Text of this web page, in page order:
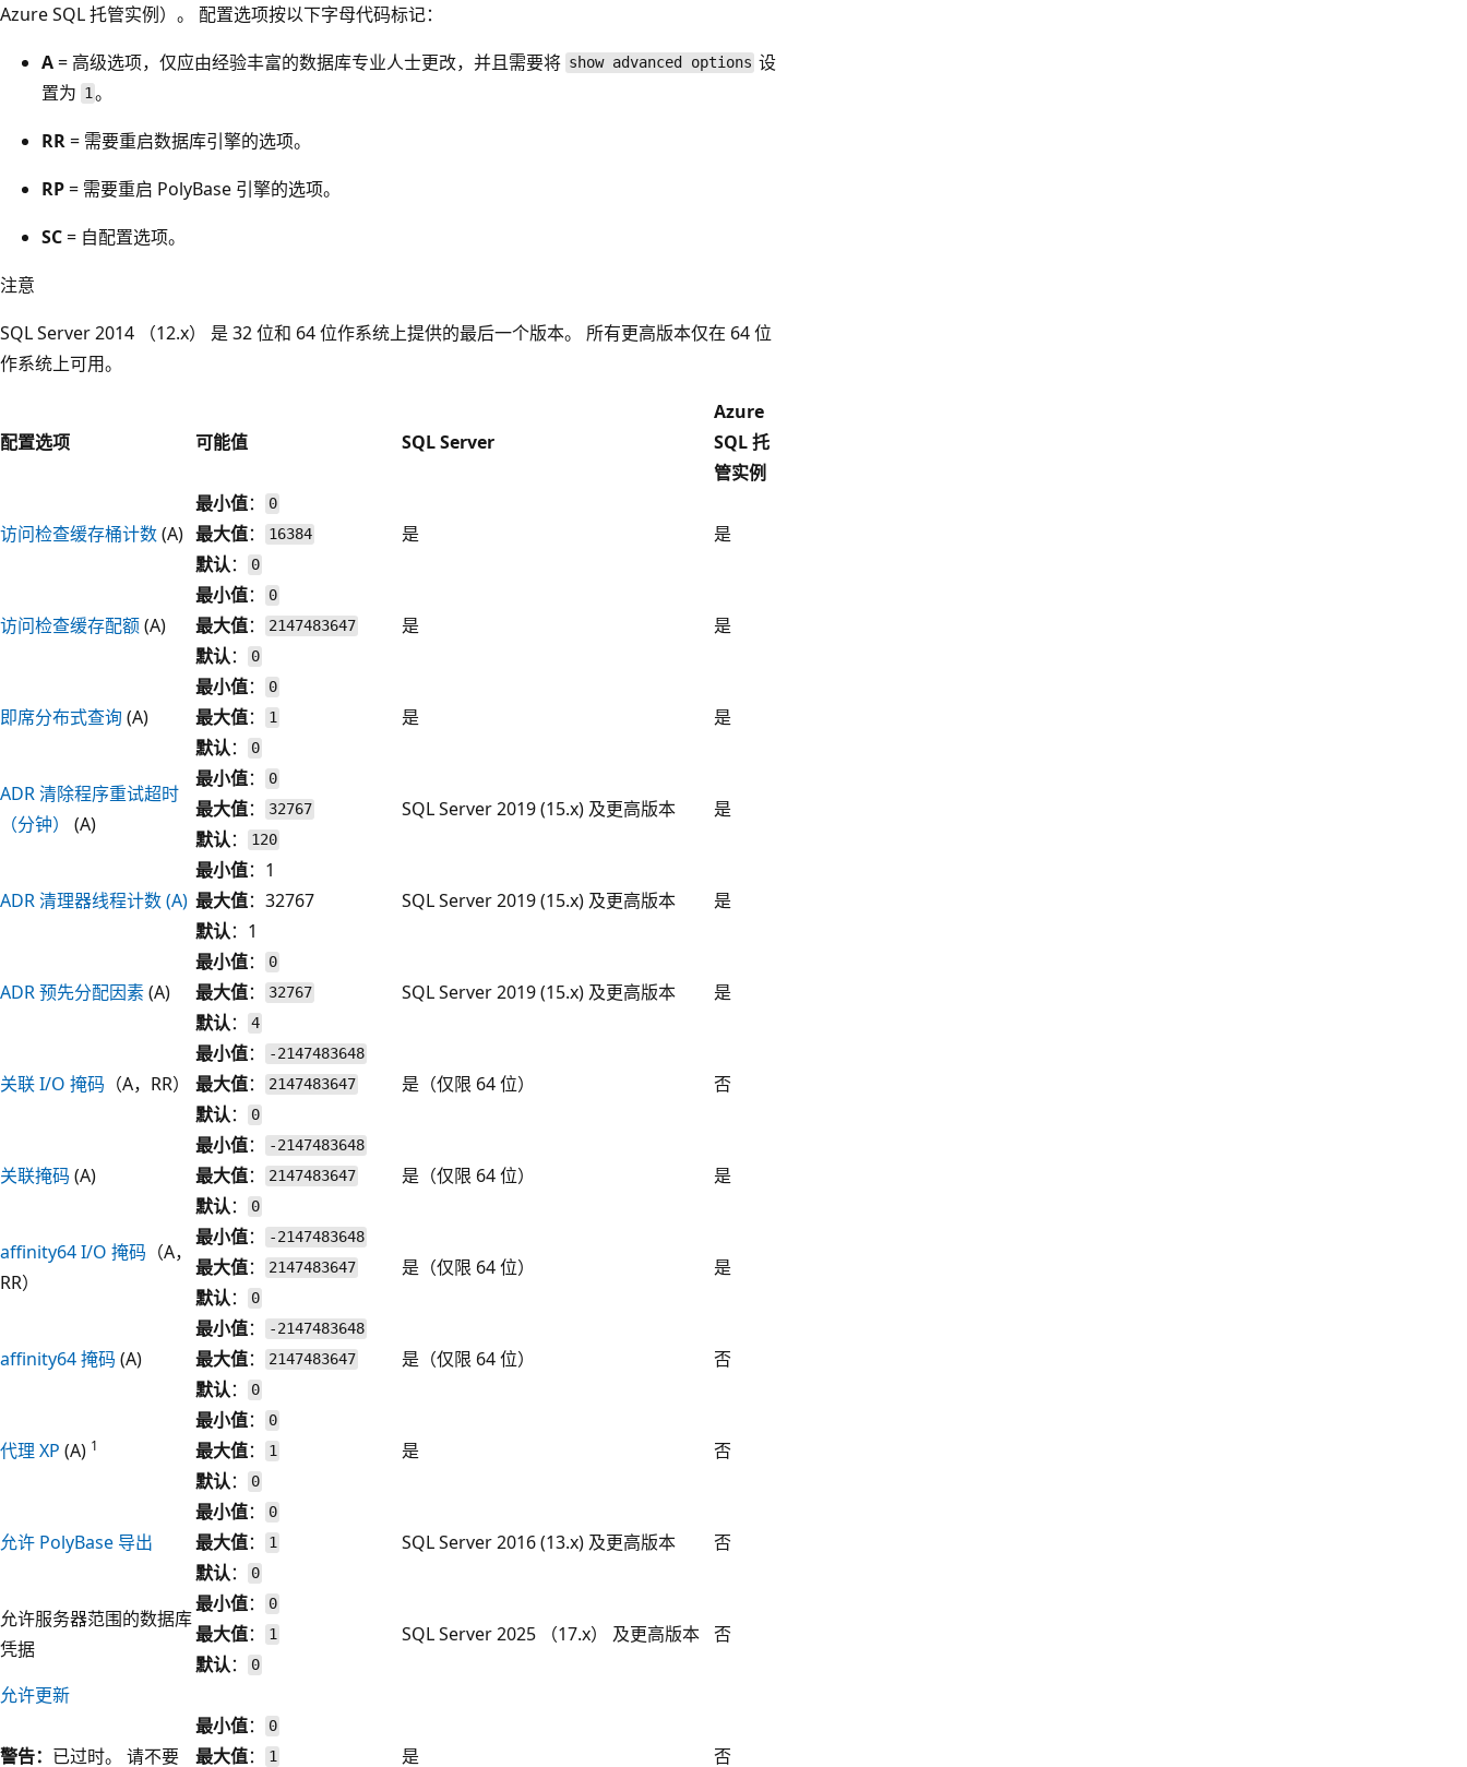
Azure SQL 托管实例）。 配置选项按以下字母代码标记：
A= 高级选项，仅应由经验丰富的数据库专业人士更改，并且需要将 show advanced options 设
置为 1。
RR= 需要重启数据库引擎的选项。
RP= 需要重启 PolyBase 引擎的选项。
SC= 自配置选项。
注意
SQL Server 2014 （12.x） 是 32 位和 64 位作系统上提供的最后一个版本。 所有更高版本仅在 64 位
作系统上可用。
配置选项 可能值 SQL Server
Azure
SQL 托
管实例
访问检查缓存桶计数(A)
最小值： 0
最大值： 16384
默认： 0
是 是
访问检查缓存配额(A)
最小值： 0
最大值： 2147483647
默认： 0
是 是
即席分布式查询 (A)
最小值： 0
最大值： 1
默认： 0
是 是
ADR 清除程序重试超时
（分钟）
(A)
最小值： 0
最大值： 32767
默认： 120
SQL Server 2019 (15.x) 及更高版本 是
ADR 清理器线程计数 (A)
最小值：1
最大值：32767
默认：1
SQL Server 2019 (15.x) 及更高版本 是
ADR 预先分配因素(A)
最小值： 0
最大值： 32767
默认： 4
SQL Server 2019 (15.x) 及更高版本 是
关联 I/O 掩码 （A，RR）
最小值： -2147483648
最大值： 2147483647
默认： 0
是（仅限 64 位） 否
关联掩码 (A)
最小值： -2147483648
最大值： 2147483647
默认： 0
是（仅限 64 位） 是
affinity64 I/O 掩码 （A，
RR）
最小值： -2147483648
最大值： 2147483647
默认： 0
是（仅限 64 位） 是
affinity64 掩码 (A)
最小值： -2147483648
最大值： 2147483647
默认： 0
是（仅限 64 位） 否
代理 XP (A) 1
最小值： 0
最大值： 1
默认： 0
是 否
允许 PolyBase 导出
最小值： 0
最大值： 1
默认： 0
SQL Server 2016 (13.x) 及更高版本 否
允许服务器范围的数据库
凭据
最小值： 0
最大值： 1
默认： 0
SQL Server 2025 （17.x） 及更高版本 否
允许更新
警告： 已过时。 请不要
最小值： 0
最大值： 1 是 否